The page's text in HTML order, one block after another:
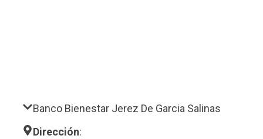
Banco Bienestar Jerez De Garcia Salinas
Dirección: